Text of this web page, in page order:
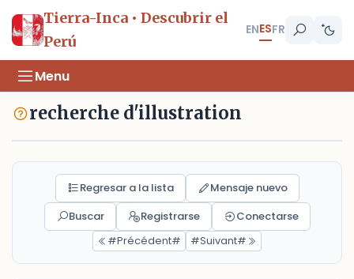
Tierra-Inca • Descubrir el
Perú
ENESFR
Menu
recherche d'illustration
Regresar a la lista
Mensaje nuevo
Buscar
Registrarse
Conectarse
#Précédent#
#Suivant#